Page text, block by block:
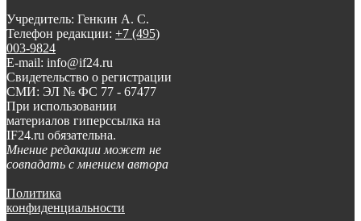
Учредитель: Генкин А. С.
Телефон редакции: +7 (495)
003-9824
E-mail: info@if24.ru
Свидетельство о регистрации
СМИ: ЭЛ № ФС 77 - 67477
При использовании
материалов гиперссылка на
IF24.ru обязательна.
Мнение редакции может не
совпадать с мнением автора
Политика
конфиденциальности